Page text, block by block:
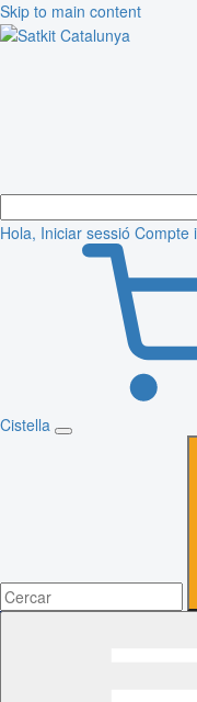
Skip to main content
Hola, Iniciar sessió Compte
Cistella